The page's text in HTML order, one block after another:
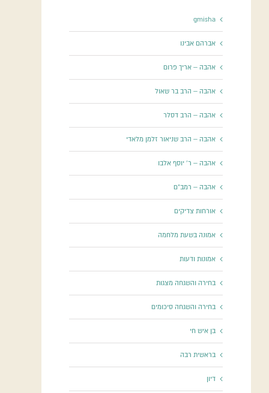
gmisha
אברהם אבינו
אהבה – אריך פרום
אהבה – הרב בר שאול
אהבה – הרב דסלר
אהבה – הרב שניאור זלמן מלאדי
אהבה – ר' יוסף אלבו
אהבה – רמב"ם
אורחות צדיקים
אמונה בשעת מלחמה
אמונות ודעות
בחירה והשגחה מצגות
בחירה והשגחה סיכומים
בן איש חי
בראשית רבה
דיון